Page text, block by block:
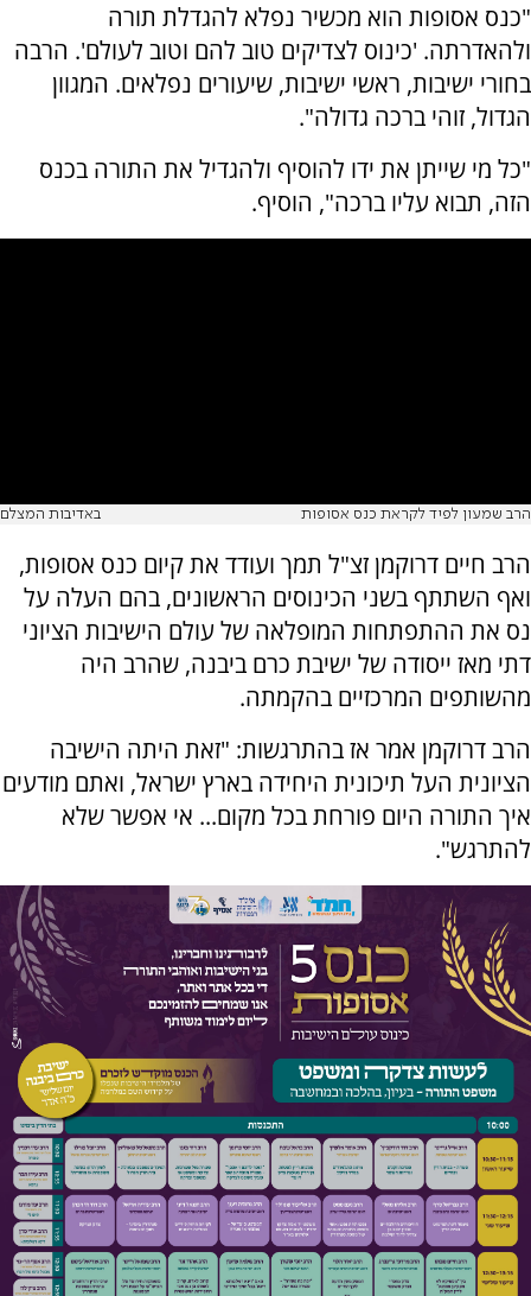
"כנס אסופות הוא מכשיר נפלא להגדלת תורה
ולהאדרתה. 'כינוס לצדיקים טוב להם וטוב לעולם'. הרבה
בחורי ישיבות, ראשי ישיבות, שיעורים נפלאים. המגוון
הגדול, זוהי ברכה גדולה".
"כל מי שייתן את ידו להוסיף ולהגדיל את התורה בכנס
הזה, תבוא עליו ברכה", הוסיף.
הרב שמעון לפיד לקראת כנס אסופות באדיבות המצלם
הרב חיים דרוקמן זצ"ל תמך ועודד את קיום כנס אסופות,
ואף השתתף בשני הכינוסים הראשונים, בהם העלה על
נס את ההתפתחות המופלאה של עולם הישיבות הציוני
דתי מאז ייסודה של ישיבת כרם ביבנה, שהרב היה
מהשותפים המרכזיים בהקמתה.
הרב דרוקמן אמר אז בהתרגשות: "זאת היתה הישיבה
הציונית העל תיכונית היחידה בארץ ישראל, ואתם מודעים
איך התורה היום פורחת בכל מקום... אי אפשר שלא
להתרגש".